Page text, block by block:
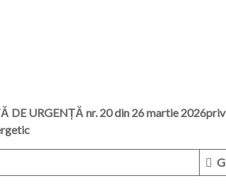
DE URGENȚĂ nr. 20 din 26 martie
